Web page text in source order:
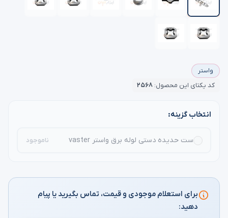
واستر
کد یکتای این محصول: ۲۵۶۸
انتخاب گزینه:
ست حدیده دستی لوله برق واستر vaster ناموجود
برای استعلام موجودی و قیمت، تماس بگیرید یا پیام
دهید: